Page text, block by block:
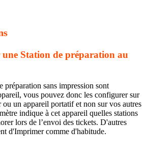
Station de préparation au
préparation sans impression sont
vous pouvez donc les configurer sur
ou un appareil portatif et non sur vos autres
indique à cet appareil quelles stations
lors de l’envoi des tickets. D'autres
d'Imprimer comme d'habitude.